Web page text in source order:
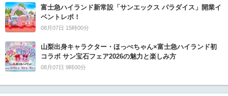
富士急ハイランド新常設「サンエックス パラダイス」開業イ
ベントレポ！
08月07日 15時00分
山梨出身キャラクター・ほっぺちゃん×富士急ハイランド初
コラボ サン宝石フェア2026の魅力と楽しみ方
08月07日 9時00分